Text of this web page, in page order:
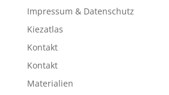
Impressum & Datenschutz
Kiezatlas
Kontakt
Kontakt
Materialien